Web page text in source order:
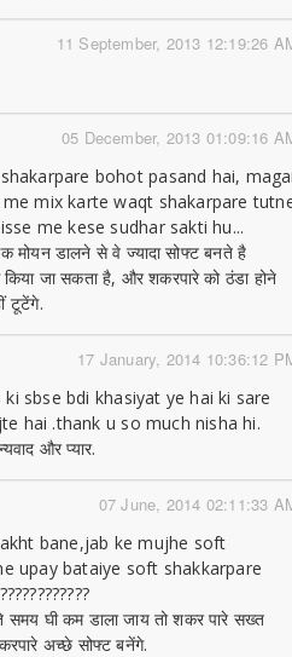
11 September, 2013 12:19:26
05 December, 2013 01:09:16
bohot pasand hai,
mix karte waqt shakarpare
me kese sudhar sakti hu...
मोयन डालने से वे ज्यादा सोफ्ट बनते है
जा सकता है, और शकरपारे को ठंडा होने
टूटेंगे.
17 January, 2014 10:36:12
sbse bdi khasiyat ye hai ki sare
hai .thank u so much nisha hi.
और प्यार.
07 June, 2014 02:11:33
bane,jab ke mujhe soft
upay bataiye soft shakkarpare
घी कम डाला जाय तो शकर पारे सख्त
अच्छे सोफ्ट बनेंगे.